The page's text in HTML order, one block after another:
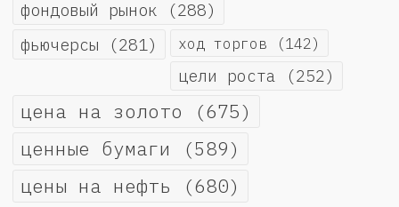
фондовый рынок (288)
фьючерсы (281) ход торгов (142)
цели роста (252)
цена на золото (675)
ценные бумаги (589)
цены на нефть (680)